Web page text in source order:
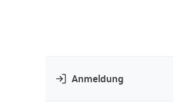
Anmeldung